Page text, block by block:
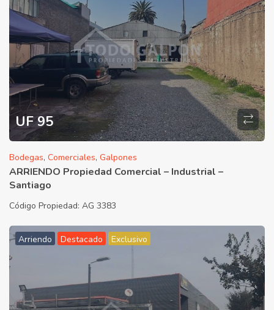
UF 95
Bodegas, Comerciales, Galpones
ARRIENDO Propiedad Comercial – Industrial –
Santiago
Código Propiedad: AG 3383
Arriendo Destacado Exclusivo